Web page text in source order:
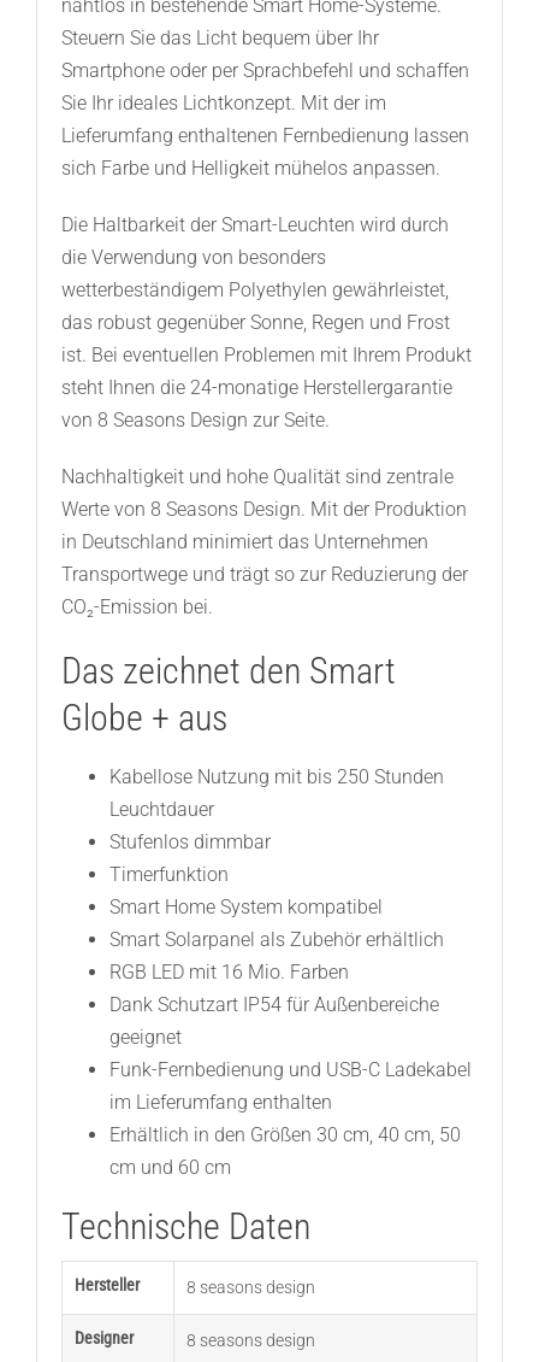
nahtlos in bestehende Smart Home-Systeme.
Steuern Sie das Licht bequem über Ihr
Smartphone oder per Sprachbefehl und schaffen
Sie Ihr ideales Lichtkonzept. Mit der im
Lieferumfang enthaltenen Fernbedienung lassen
sich Farbe und Helligkeit mühelos anpassen.
Die Haltbarkeit der Smart-Leuchten wird durch
die Verwendung von besonders
wetterbeständigem Polyethylen gewährleistet,
das robust gegenüber Sonne, Regen und Frost
ist. Bei eventuellen Problemen mit Ihrem Produkt
steht Ihnen die 24-monatige Herstellergarantie
von 8 Seasons Design zur Seite.
Nachhaltigkeit und hohe Qualität sind zentrale
Werte von 8 Seasons Design. Mit der Produktion
in Deutschland minimiert das Unternehmen
Transportwege und trägt so zur Reduzierung der
CO₂-Emission bei.
Das zeichnet den Smart
Globe + aus
Kabellose Nutzung mit bis 250 Stunden
Leuchtdauer
Stufenlos dimmbar
Timerfunktion
Smart Home System kompatibel
Smart Solarpanel als Zubehör erhältlich
RGB LED mit 16 Mio. Farben
Dank Schutzart IP54 für Außenbereiche
geeignet
Funk-Fernbedienung und USB-C Ladekabel
im Lieferumfang enthalten
Erhältlich in den Größen 30 cm, 40 cm, 50
cm und 60 cm
Technische Daten
Hersteller 8 seasons design
Designer 8 seasons design